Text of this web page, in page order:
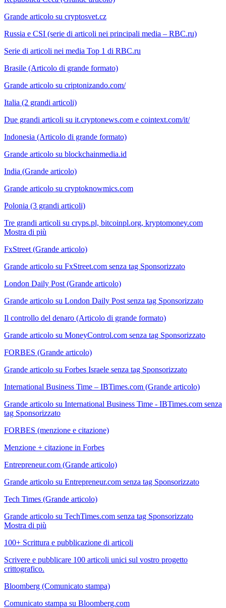
Grande articolo su cryptosvet.cz
Russia e CSI (serie di articoli nei principali media – RBC.ru)
Serie di articoli nei media Top 1 di RBC.ru
Brasile (Articolo di grande formato)
Grande articolo su criptonizando.com/
Italia (2 grandi articoli)
Due grandi articoli su it.cryptonews.com e cointext.com/it/
Indonesia (Articolo di grande formato)
Grande articolo su blockchainmedia.id
India (Grande articolo)
Grande articolo su cryptoknowmics.com
Polonia (3 grandi articoli)
Tre grandi articoli su cryps.pl, bitcoinpl.org, kryptomoney.com
Mostra di più
FxStreet (Grande articolo)
Grande articolo su FxStreet.com senza tag Sponsorizzato
London Daily Post (Grande articolo)
Grande articolo su London Daily Post senza tag Sponsorizzato
Il controllo del denaro (Articolo di grande formato)
Grande articolo su MoneyControl.com senza tag Sponsorizzato
FORBES (Grande articolo)
Grande articolo su Forbes Israele senza tag Sponsorizzato
International Business Time – IBTimes.com (Grande articolo)
Grande articolo su International Business Time - IBTimes.com senza
tag Sponsorizzato
FORBES (menzione e citazione)
Menzione + citazione in Forbes
Entrepreneur.com (Grande articolo)
Grande articolo su Entrepreneur.com senza tag Sponsorizzato
Tech Times (Grande articolo)
Grande articolo su TechTimes.com senza tag Sponsorizzato
Mostra di più
100+ Scrittura e pubblicazione di articoli
Scrivere e pubblicare 100 articoli unici sul vostro progetto
crittografico.
Bloomberg (Comunicato stampa)
Comunicato stampa su Bloomberg.com